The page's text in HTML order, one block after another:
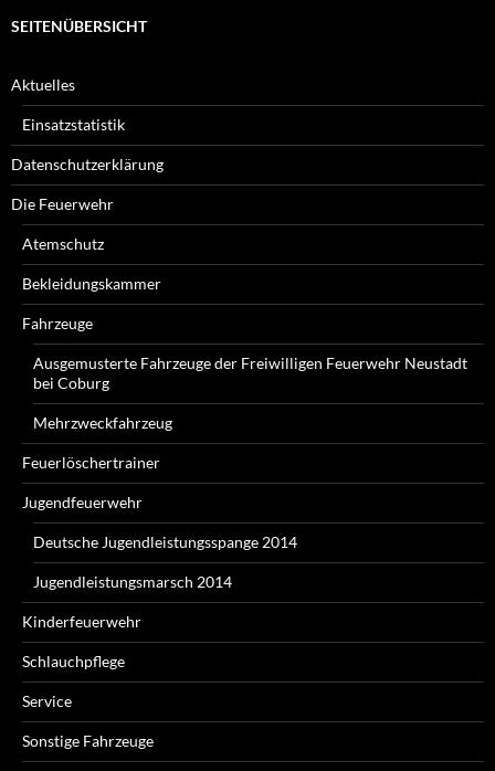
SEITENÜBERSICHT
Aktuelles
Einsatzstatistik
Datenschutzerklärung
Die Feuerwehr
Atemschutz
Bekleidungskammer
Fahrzeuge
Ausgemusterte Fahrzeuge der Freiwilligen Feuerwehr Neustadt
bei Coburg
Mehrzweckfahrzeug
Feuerlöschertrainer
Jugendfeuerwehr
Deutsche Jugendleistungsspange 2014
Jugendleistungsmarsch 2014
Kinderfeuerwehr
Schlauchpflege
Service
Sonstige Fahrzeuge